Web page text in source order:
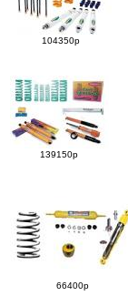
104350р
139150р
66400р